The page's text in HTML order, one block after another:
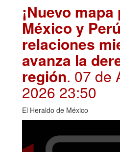
¡Nuevo
México y
relaciones
avanza la
región. 07 de
2026 23:50
El Heraldo de México